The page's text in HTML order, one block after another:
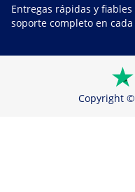
Entregas rápidas y
soporte completo en cada
Copyright